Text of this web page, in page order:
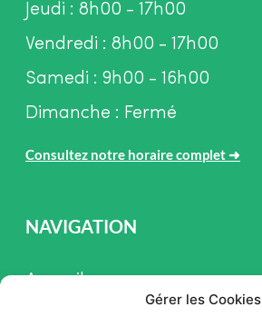
Gérer les Cookies
Jeudi : 8h00 - 17h00
Vendredi : 8h00 - 17h00
Samedi : 9h00 - 16h00
Dimanche : Fermé
Consultez notre horaire complet ➜
NAVIGATION
Accueil